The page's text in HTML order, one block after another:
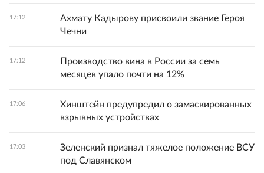
17:12
Ахмату Кадырову присвоили звание Героя
Чечни
17:12
Производство вина в России за семь
месяцев упало почти на 12%
17:06
Хинштейн предупредил о замаскированных
взрывных устройствах
17:03
Зеленский признал тяжелое положение ВСУ
под Славянском